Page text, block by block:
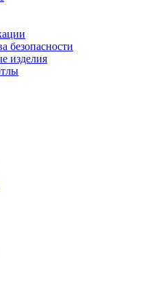
безопасности
изделия